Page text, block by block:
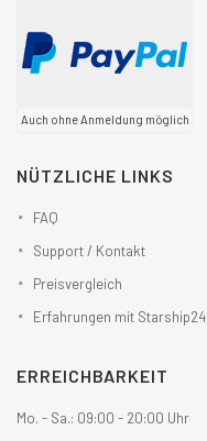
Auch ohne Anmeldung möglich
NÜTZLICHE LINKS
FAQ
Support / Kontakt
Preisvergleich
Erfahrungen mit Starship24
ERREICHBARKEIT
Mo. - Sa.: 09:00 - 20:00 Uhr